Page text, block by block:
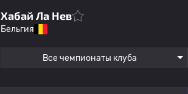
Хабай Ла Нев
Бельгия
Все чемпионаты клуба